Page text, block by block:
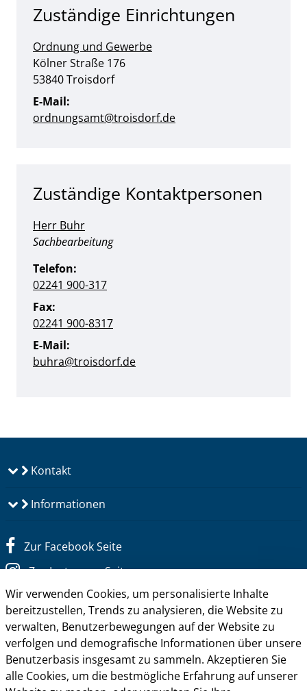
Zuständige Einrichtungen
Ordnung und Gewerbe
Straße:
Kölner Straße Hausnummer:
176
PLZ:
53840Ort:
Troisdorf
E-Mail:
ordnungsamt@troisdorf.de
Zuständige Kontaktpersonen
Herr Buhr
Position:
Sachbearbeitung
Telefon:
02241 900-317
Fax:
02241 900-8317
E-Mail:
buhra@troisdorf.de
Kontakt
Informationen
Zur Facebook Seite
Zur Instagram Seite
Zum YouTube Kanal
Zum Twitter Kanal
Wir verwenden Cookies, um personalisierte Inhalte
bereitzustellen, Trends zu analysieren, die Website zu
verwalten, Benutzerbewegungen auf der Website zu
verfolgen und demografische Informationen über unsere
Benutzerbasis insgesamt zu sammeln. Akzeptieren Sie
alle Cookies, um die bestmögliche Erfahrung auf unserer